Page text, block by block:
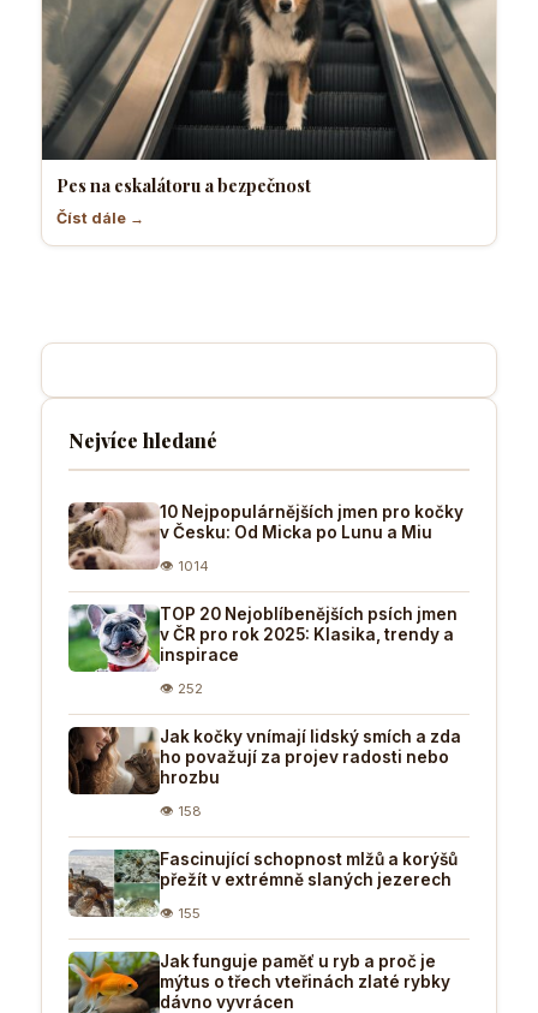
Pes na eskalátoru a bezpečnost
Číst dále →
Nejvíce hledané
10 Nejpopulárnějších jmen pro kočky
v Česku: Od Micka po Lunu a Miu
👁 1014
TOP 20 Nejoblíbenějších psích jmen
v ČR pro rok 2025: Klasika, trendy a
inspirace
👁 252
Jak kočky vnímají lidský smích a zda
ho považují za projev radosti nebo
hrozbu
👁 158
Fascinující schopnost mlžů a korýšů
přežít v extrémně slaných jezerech
👁 155
Jak funguje paměť u ryb a proč je
mýtus o třech vteřinách zlaté rybky
dávno vyvrácen